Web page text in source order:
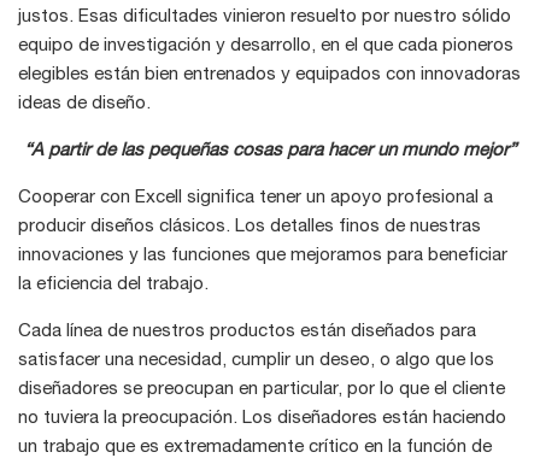
justos. Esas dificultades vinieron resuelto por nuestro sólido
equipo de investigación y desarrollo, en el que cada pioneros
elegibles están bien entrenados y equipados con innovadoras
ideas de diseño.
“A partir de las pequeñas cosas para hacer un mundo mejor”
Cooperar con Excell significa tener un apoyo profesional a
producir diseños clásicos. Los detalles finos de nuestras
innovaciones y las funciones que mejoramos para beneficiar
la eficiencia del trabajo.
Cada línea de nuestros productos están diseñados para
satisfacer una necesidad, cumplir un deseo, o algo que los
diseñadores se preocupan en particular, por lo que el cliente
no tuviera la preocupación. Los diseñadores están haciendo
un trabajo que es extremadamente crítico en la función de